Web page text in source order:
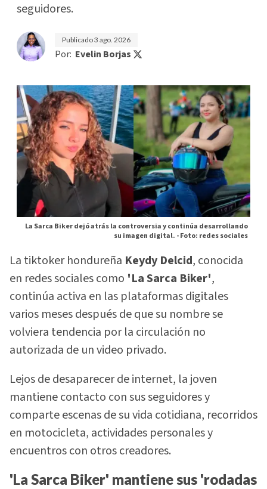
seguidores.
Publicado3 ago. 2026
Por: Evelin Borjas
La Sarca Biker dejó atrás la controversia y continúa desarrollando
su imagen digital. -Foto: redes sociales
La tiktoker hondureña Keydy Delcid, conocida
en redes sociales como 'La Sarca Biker',
continúa activa en las plataformas digitales
varios meses después de que su nombre se
volviera tendencia por la circulación no
autorizada de un video privado.
Lejos de desaparecer de internet, la joven
mantiene contacto con sus seguidores y
comparte escenas de su vida cotidiana, recorridos
en motocicleta, actividades personales y
encuentros con otros creadores.
'La Sarca Biker' mantiene sus 'rodadas